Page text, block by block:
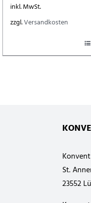
inkl. MwSt.
zzgl.Versandkosten
St.
23552